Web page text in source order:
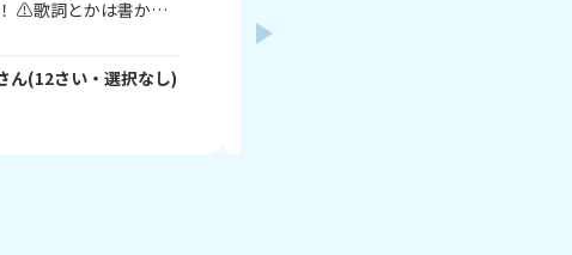
ん(12さい・選択なし)
体、学校全体をまとめる委員会っていう